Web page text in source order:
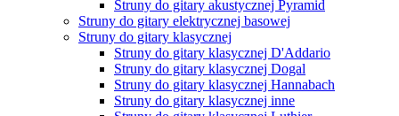
Struny do gitary akustycznej Pyramid
Struny do gitary elektrycznej basowej
Struny do gitary klasycznej
Struny do gitary klasycznej D'Addario
Struny do gitary klasycznej Dogal
Struny do gitary klasycznej Hannabach
Struny do gitary klasycznej inne